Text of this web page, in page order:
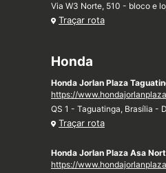
Via W3 Norte, 510 - bloco e
Traçar rota
Honda
Honda Jorlan Plaza
https://
QS 1 - Taguatinga, Brasília -
Traçar rota
Honda Jorlan Plaza Asa
https://